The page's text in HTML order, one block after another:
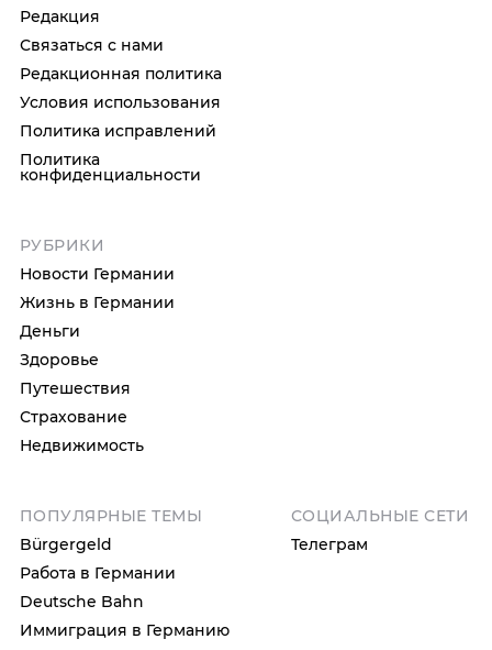
Редакция
Связаться с нами
Редакционная политика
Условия использования
Политика исправлений
Политика
конфиденциальности
РУБРИКИ
Новости Германии
Жизнь в Германии
Деньги
Здоровье
Путешествия
Страхование
Недвижимость
ПОПУЛЯРНЫЕ ТЕМЫ
Bürgergeld
Работа в Германии
Deutsche Bahn
Иммиграция в Германию
СОЦИАЛЬНЫЕ СЕТИ
Телеграм